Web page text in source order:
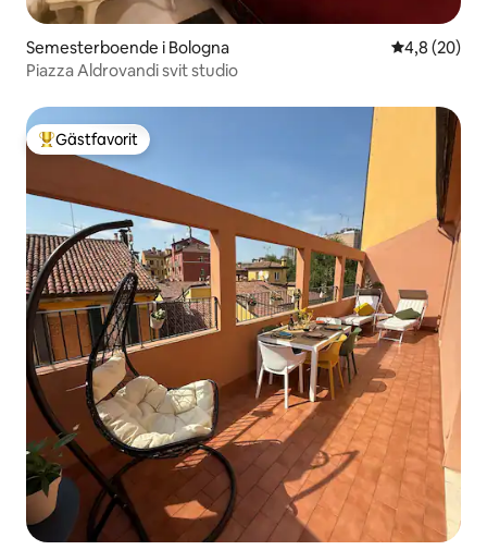
Semesterboende i Bologna 4,8 av 5 i
4,8 (20)
Piazza Aldrovandi svit studio
Populär gästfavorit
Gästfavorit